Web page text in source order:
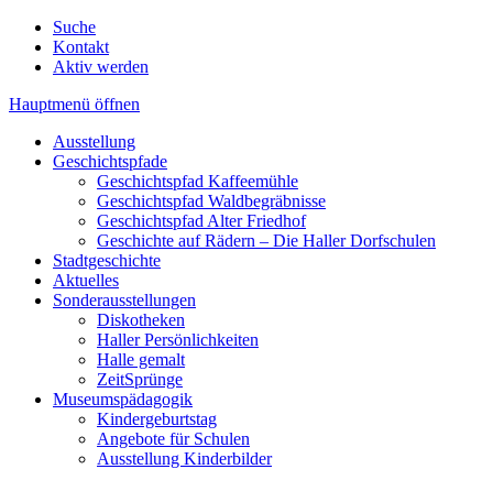
Suche
Kontakt
Aktiv werden
Hauptmenü öffnen
Ausstellung
Geschichtspfade
Geschichtspfad Kaffeemühle
Geschichtspfad Waldbegräbnisse
Geschichtspfad Alter Friedhof
Geschichte auf Rädern – Die Haller Dorfschulen
Stadtgeschichte
Aktuelles
Sonderausstellungen
Diskotheken
Haller Persönlichkeiten
Halle gemalt
ZeitSprünge
Museumspädagogik
Kindergeburtstag
Angebote für Schulen
Ausstellung Kinderbilder